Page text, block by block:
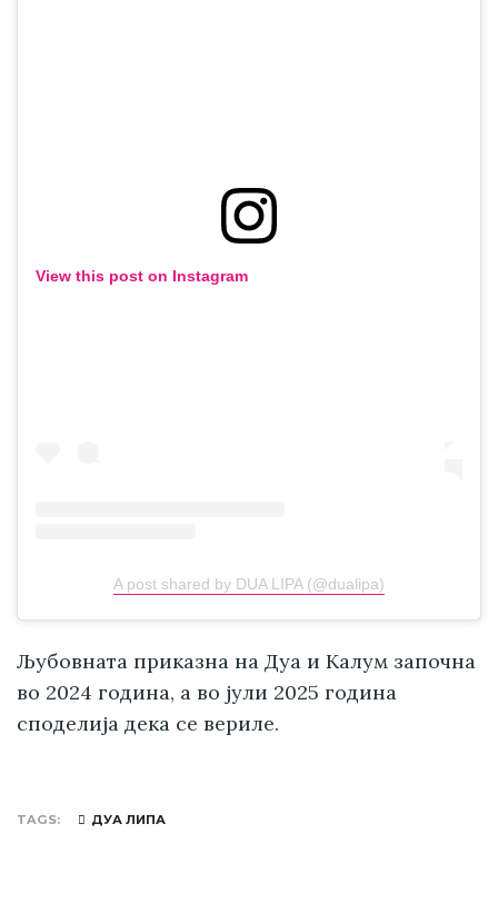
View this post on Instagram
A post shared by DUA LIPA (@dualipa)
Љубовната приказна на Дуа и Калум започна
во 2024 година, а во јули 2025 година
споделија дека се вериле.
TAGS ДУА ЛИПА